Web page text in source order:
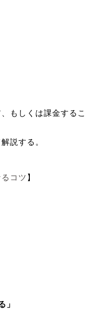
もしくは課金するこ
説する。
コツ 】
」